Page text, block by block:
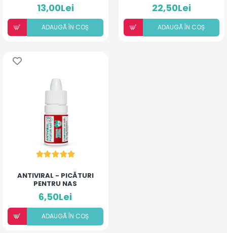
13,00Lei
ADAUGÃ ÎN COȘ
22,50Lei
ADAUGÃ ÎN COȘ
ANTIVIRAL - PICĂTURI
PENTRU NAS
6,50Lei
ADAUGÃ ÎN COȘ